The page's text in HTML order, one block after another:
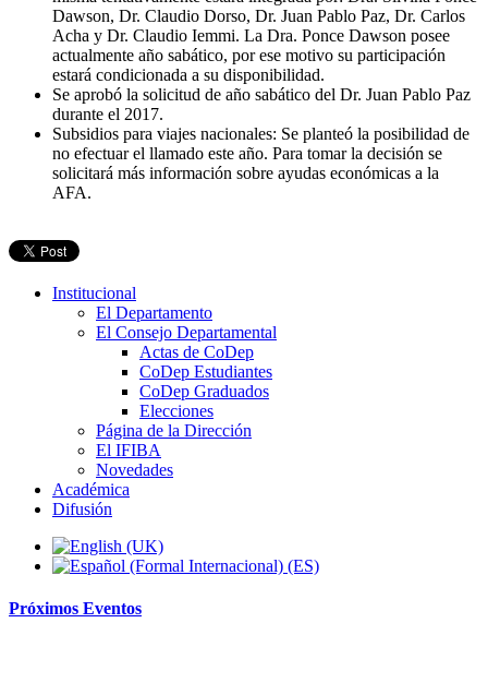
Dawson, Dr. Claudio Dorso, Dr. Juan Pablo Paz, Dr. Carlos
Acha y Dr. Claudio Iemmi. La Dra. Ponce Dawson posee
actualmente año sabático, por ese motivo su participación
estará condicionada a su disponibilidad.
Se aprobó la solicitud de año sabático del Dr. Juan Pablo Paz
durante el 2017.
Subsidios para viajes nacionales: Se planteó la posibilidad de
no efectuar el llamado este año. Para tomar la decisión se
solicitará más información sobre ayudas económicas a la
AFA.
Institucional
El Departamento
El Consejo Departamental
Actas de CoDep
CoDep Estudiantes
CoDep Graduados
Elecciones
Página de la Dirección
El IFIBA
Novedades
Académica
Difusión
Próximos Eventos